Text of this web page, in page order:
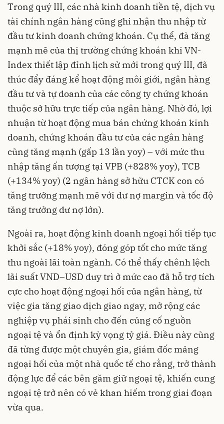
Trong quý III, các nhà kinh doanh tiền tệ, dịch vụ
tài chính ngân hàng cũng ghi nhận thu nhập từ
đầu tư kinh doanh chứng khoán. Cụ thể, đà tăng
mạnh mẽ của thị trường chứng khoán khi VN-
Index thiết lập đỉnh lịch sử mới trong quý III, đã
thúc đẩy đáng kể hoạt động môi giới, ngân hàng
đầu tư và tự doanh của các công ty chứng khoán
thuộc sở hữu trực tiếp của ngân hàng. Nhờ đó, lợi
nhuận từ hoạt động mua bán chứng khoán kinh
doanh, chứng khoán đầu tư của các ngân hàng
cũng tăng mạnh (gấp 13 lần yoy) – với mức thu
nhập tăng ấn tượng tại VPB (+828% yoy), TCB
(+134% yoy) (2 ngân hàng sở hữu CTCK con có
tăng trưởng mạnh mẽ với dư nợ margin và tốc độ
tăng trưởng dư nợ lớn).
Ngoài ra, hoạt động kinh doanh ngoại hối tiếp tục
khởi sắc (+18% yoy), đóng góp tốt cho mức tăng
thu ngoài lãi toàn ngành. Có thể thấy chênh lệch
lãi suất VND–USD duy trì ở mức cao đã hỗ trợ tích
cực cho hoạt động ngoại hối của ngân hàng, từ
việc gia tăng giao dịch giao ngay, mở rộng các
nghiệp vụ phái sinh cho đến củng cố nguồn
ngoại tệ và ổn định kỳ vọng tỷ giá. Điều này cũng
đã từng được một chuyên gia, giám đốc mảng
ngoại hối của một nhà quốc tế cho rằng, trở thành
động lực để các bên găm giữ ngoại tệ, khiến cung
ngoại tệ trở nên có vẻ khan hiếm trong giai đoạn
vừa qua.